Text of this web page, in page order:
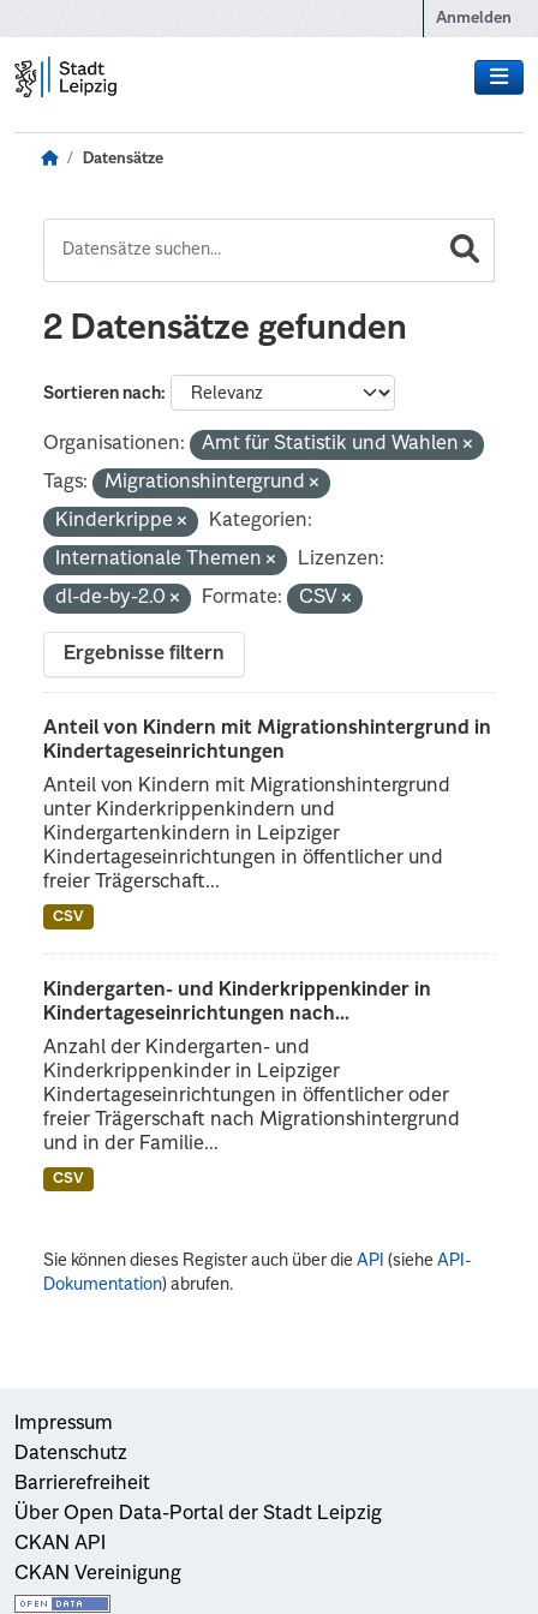
Anmelden
Datensätze
2 Datensätze gefunden
Sortieren nach
Organisationen:
Amt für Statistik und Wahlen
Tags:
Migrationshintergrund
Kinderkrippe
Kategorien:
Internationale Themen
Lizenzen:
dl-de-by-2.0
Formate: CSV
Ergebnisse filtern
Anteil von Kindern mit Migrationshintergrund in
Kindertageseinrichtungen
Anteil von Kindern mit Migrationshintergrund
unter Kinderkrippenkindern und
Kindergartenkindern in Leipziger
Kindertageseinrichtungen in öffentlicher und
freier Trägerschaft...
CSV
Kindergarten- und Kinderkrippenkinder in
Kindertageseinrichtungen nach...
Anzahl der Kindergarten- und
Kinderkrippenkinder in Leipziger
Kindertageseinrichtungen in öffentlicher oder
freier Trägerschaft nach Migrationshintergrund
und in der Familie...
CSV
Sie können dieses Register auch über dieAPI (sieheAPI-
Dokumentation) abrufen.
Impressum
Datenschutz
Barrierefreiheit
Über Open Data-Portal der Stadt Leipzig
CKAN API
CKAN Vereinigung